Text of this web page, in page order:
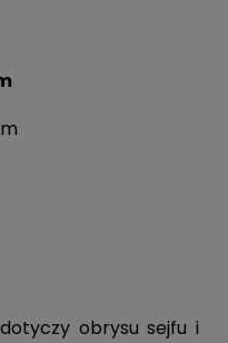
obrysu sejfu i